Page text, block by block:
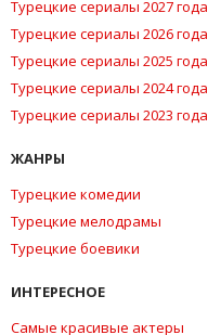
Турецкие сериалы 2027 года
Турецкие сериалы 2026 года
Турецкие сериалы 2025 года
Турецкие сериалы 2024 года
Турецкие сериалы 2023 года
ЖАНРЫ
Турецкие комедии
Турецкие мелодрамы
Турецкие боевики
ИНТЕРЕСНОЕ
Самые красивые актеры